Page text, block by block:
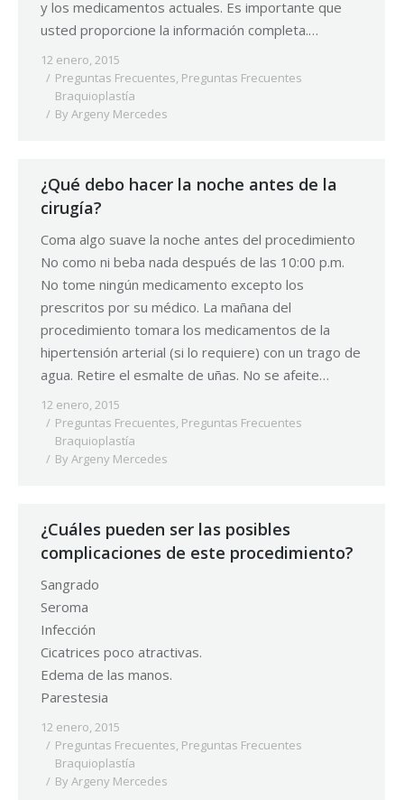
y los medicamentos actuales. Es importante que
usted proporcione la información completa.…
12 enero, 2015
Preguntas Frecuentes, Preguntas Frecuentes
Braquioplastía
By Argeny Mercedes
¿Qué debo hacer la noche antes de la
cirugía?
Coma algo suave la noche antes del procedimiento
No como ni beba nada después de las 10:00 p.m.
No tome ningún medicamento excepto los
prescritos por su médico. La mañana del
procedimiento tomara los medicamentos de la
hipertensión arterial (si lo requiere) con un trago de
agua. Retire el esmalte de uñas. No se afeite…
12 enero, 2015
Preguntas Frecuentes, Preguntas Frecuentes
Braquioplastía
By Argeny Mercedes
¿Cuáles pueden ser las posibles
complicaciones de este procedimiento?
Sangrado
Seroma
Infección
Cicatrices poco atractivas.
Edema de las manos.
Parestesia
12 enero, 2015
Preguntas Frecuentes, Preguntas Frecuentes
Braquioplastía
By Argeny Mercedes